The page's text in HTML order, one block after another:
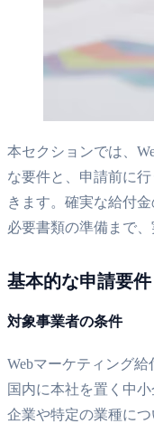
本セクションでは、
な要件と、申請前に
きます。確実な給付
必要書類の準備まで
基本的な申請要件
対象事業者の条件
Webマーケティング
国内に本社を置く中
企業や特定の業種に